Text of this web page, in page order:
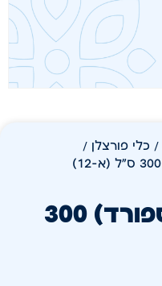
/ כלי פורצלן /
כוס אנדוור ( אוקספורד) 300